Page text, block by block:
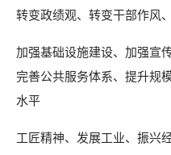
转变政绩观、转变干部作风
加强基础设施建设、加强宣
完善公共服务体系、提升规
水平
工匠精神、发展工业、振兴